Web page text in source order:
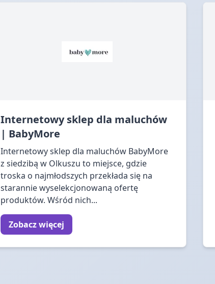
Internetowy sklep dla maluchów
| BabyMore
Internetowy sklep dla maluchów BabyMore
z siedzibą w Olkuszu to miejsce, gdzie
troska o najmłodszych przekłada się na
starannie wyselekcjonowaną ofertę
produktów. Wśród nich...
Zobacz więcej